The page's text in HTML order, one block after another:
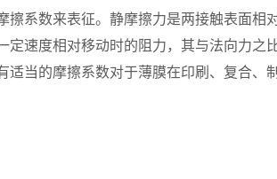
系数来表征。静摩擦力是两接触表面相
速度相对移动时的阻力，其与法向力之
适当的摩擦系数对于薄膜在印刷、复合、